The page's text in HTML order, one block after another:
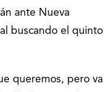
ante Nueva
buscando el quinto
queremos, pero va